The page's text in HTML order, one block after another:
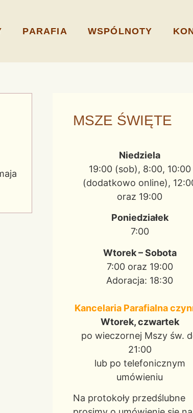
PARAFIA WSPÓLNOTY
MSZE ŚWIĘTE
Niedziela
19:00 (sob), 8:00, 10:00
(dodatkowo online),
oraz 19:00
Poniedziałek
7:00
Wtorek – Sobota
7:00 oraz 19:00
Adoracja: 18:30
Kancelaria Parafialna
Wtorek, czwartek
po wieczornej Mszy św.
21:00
lub po telefonicznym
umówieniu
Na protokoły przedślubne